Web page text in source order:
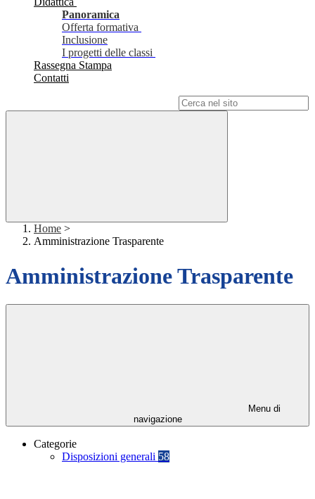
Panoramica
Offerta formativa
Inclusione
I progetti delle classi
Rassegna Stampa
Contatti
Home >
Amministrazione Trasparente
Amministrazione Trasparente
Menu di
navigazione
Categorie
Disposizioni generali 58